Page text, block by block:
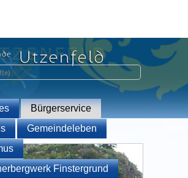
Bürgerservice
Gemeindeleben
Finstergrund